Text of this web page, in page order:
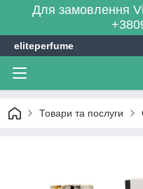
Для замовлення
eliteperfume
Товари та послуги